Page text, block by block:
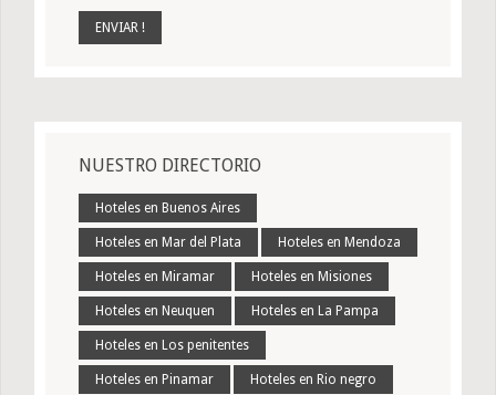
NUESTRO DIRECTORIO
Hoteles en Buenos Aires
Hoteles en Mar del Plata Hoteles en Mendoza
Hoteles en Miramar Hoteles en Misiones
Hoteles en Neuquen Hoteles en La Pampa
Hoteles en Los penitentes
Hoteles en Pinamar Hoteles en Rio negro